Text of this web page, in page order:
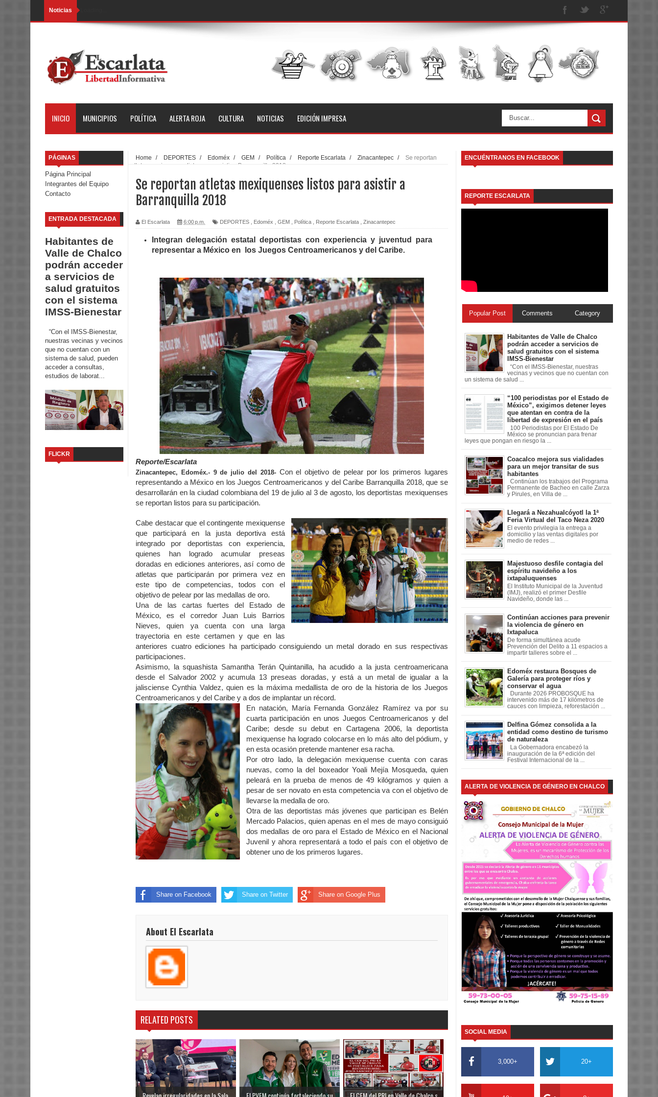
Noticias
INICIO MUNICIPIOS POLÍTICA ALERTA ROJA CULTURA NOTICIAS EDICIÓN IMPRESA
PÁGINAS
Página Principal
Integrantes del Equipo
Contacto
ENTRADA DESTACADA
Habitantes de
Valle de Chalco
podrán acceder
a servicios de
salud gratuitos
con el sistema
IMSS-Bienestar
“Con el IMSS-Bienestar,
nuestras vecinas y vecinos
que no cuentan con un
sistema de salud, pueden
acceder a consultas,
estudios de laborat...
FLICKR
Home / DEPORTES / Edoméx / GEM / Política / Reporte Escarlata / Zinacantepec /
Se reportan
atletas mexiquenses listos para asistir a Barranquilla 2018
Se reportan atletas mexiquenses listos para asistir a
Barranquilla 2018
El Escarlata 6:00 p.m. DEPORTES Edoméx GEM Política Reporte Escarlata Zinacantepec
Integran delegación estatal deportistas con experiencia y juventud para
representar a México en los Juegos Centroamericanos y del Caribe.
Reporte/Escarlata
Zinacantepec, Edoméx.- 9 de julio del 2018- Con el objetivo de pelear por los primeros lugares
representando a México en los Juegos Centroamericanos y del Caribe Barranquilla 2018, que se
desarrollarán en la ciudad colombiana del 19 de julio al 3 de agosto, los deportistas mexiquenses
se reportan listos para su participación.
Cabe destacar que el contingente mexiquense
que participará en la justa deportiva está
integrado por deportistas con experiencia,
quienes han logrado acumular preseas
doradas en ediciones anteriores, así como de
atletas que participarán por primera vez en
este tipo de competencias, todos con el
objetivo de pelear por las medallas de oro.
Una de las cartas fuertes del Estado de
México, es el corredor Juan Luis Barrios
Nieves, quien ya cuenta con una larga
trayectoria en este certamen y que en las
anteriores cuatro ediciones ha participado consiguiendo un metal dorado en sus respectivas
participaciones.
Asimismo, la squashista Samantha Terán Quintanilla, ha acudido a la justa centroamericana
desde el Salvador 2002 y acumula 13 preseas doradas, y está a un metal de igualar a la
jalisciense Cynthia Valdez, quien es la máxima medallista de oro de la historia de los Juegos
Centroamericanos y del Caribe y a dos de implantar un récord.
En natación, María Fernanda González Ramírez va por su
cuarta participación en unos Juegos Centroamericanos y del
Caribe; desde su debut en Cartagena 2006, la deportista
mexiquense ha logrado colocarse en lo más alto del pódium, y
en esta ocasión pretende mantener esa racha.
Por otro lado, la delegación mexiquense cuenta con caras
nuevas, como la del boxeador Yoali Mejía Mosqueda, quien
peleará en la prueba de menos de 49 kilógramos y quien a
pesar de ser novato en esta competencia va con el objetivo de
llevarse la medalla de oro.
Otra de las deportistas más jóvenes que participan es Belén
Mercado Palacios, quien apenas en el mes de mayo consiguió
dos medallas de oro para el Estado de México en el Nacional
Juvenil y ahora representará a todo el país con el objetivo de
obtener uno de los primeros lugares.
Share on Facebook Share on Twitter Share on Google Plus
About El Escarlata
RELATED POSTS
ENCUÉNTRANOS EN FACEBOOK
REPORTE ESCARLATA
Popular Post Comments Category
Habitantes de Valle de Chalco
podrán acceder a servicios de
salud gratuitos con el sistema
IMSS-Bienestar
“Con el IMSS-Bienestar, nuestras
vecinas y vecinos que no cuentan con
un sistema de salud ...
“100 periodistas por el Estado de
México”, exigimos detener leyes
que atentan en contra de la
libertad de expresión en el país
100 Periodistas por El Estado De
México se pronuncian para frenar
leyes que pongan en riesgo la ...
Coacalco mejora sus vialidades
para un mejor transitar de sus
habitantes
Continúan los trabajos del Programa
Permanente de Bacheo en calle Zarza
y Pirules, en Villa de ...
Llegará a Nezahualcóyotl la 1ª
Feria Virtual del Taco Neza 2020
El evento privilegia la entrega a
domicilio y las ventas digitales por
medio de redes ...
Majestuoso desfile contagia del
espíritu navideño a los
ixtapaluquenses
El Instituto Municipal de la Juventud
(IMJ), realizó el primer Desfile
Navideño, donde las ...
Continúan acciones para prevenir
la violencia de género en
Ixtapaluca
De forma simultánea acude
Prevención del Delito a 11 espacios a
impartir talleres sobre el ...
Edoméx restaura Bosques de
Galería para proteger ríos y
conservar el agua
Durante 2026 PROBOSQUE ha
intervenido más de 17 kilómetros de
cauces con limpieza, reforestación ...
Delfina Gómez consolida a la
entidad como destino de turismo
de naturaleza
La Gobernadora encabezó la
inauguración de la 6ª edición del
Festival Internacional de la ...
ALERTA DE VIOLENCIA DE GÉNERO EN CHALCO
SOCIAL MEDIA
3,000+ 20+